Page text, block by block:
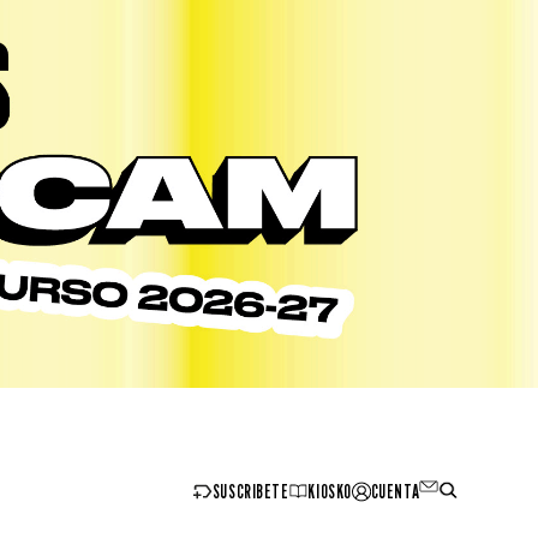
SUSCRIBETE KIOSKO CUENTA